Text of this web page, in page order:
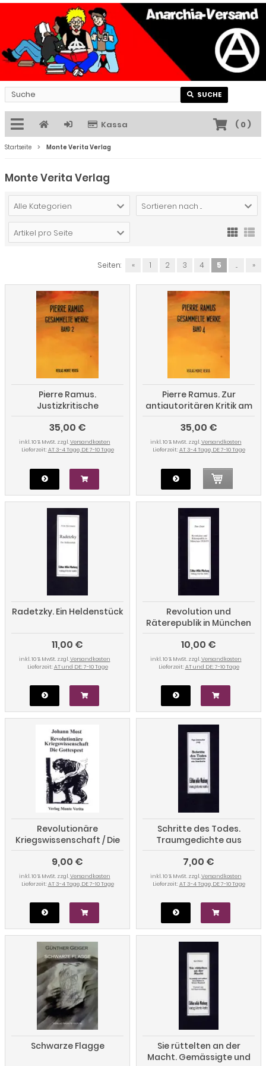
SUCHE
Kassa ( 0)
Startseite Monte Verita Verlag
Monte Verita Verlag
Alle Kategorien Sortieren nach ...
Artikel pro Seite
Seiten: « 1 2 3 4 5 ... »
Pierre Ramus.
Justizkritische
Betrachtungen
(Gesammelte Werke
Band 2)
35,00 €
inkl. 10 % MwSt. zzgl.Versandkosten
Lieferzeit: AT 3-4 Tage, DE 7-10 Tage
Pierre Ramus. Zur
antiautoritären Kritik am
Marxismus (Gesammelte
Werke Band 4)
35,00 €
inkl. 10 % MwSt. zzgl.Versandkosten
Lieferzeit: AT 3-4 Tage, DE 7-10 Tage
Radetzky. Ein Heldenstück
11,00 €
inkl. 10 % MwSt. zzgl.Versandkosten
Lieferzeit: AT und DE: 7-10 Tage
Revolution und
Räterepublik in München
1918/19
10,00 €
inkl. 10 % MwSt. zzgl.Versandkosten
Lieferzeit: AT und DE: 7-10 Tage
Revolutionäre
Kriegswissenschaft / Die
Gottespest
9,00 €
inkl. 10 % MwSt. zzgl.Versandkosten
Lieferzeit: AT 3-4 Tage, DE 7-10 Tage
Schritte des Todes.
Traumgedichte aus
Auschwitz
7,00 €
inkl. 10 % MwSt. zzgl.Versandkosten
Lieferzeit: AT 3-4 Tage, DE 7-10 Tage
Schwarze Flagge
Sie rüttelten an der
Macht. Gemässigte und